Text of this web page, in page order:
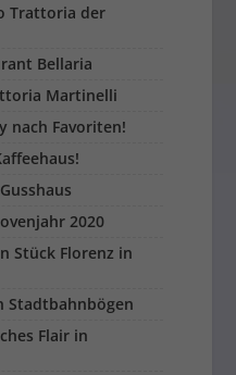
Trattoria der
Bellaria
Martinelli
nach Favoriten!
2020
Stück Florenz in
Stadtbahnbögen
Flair in